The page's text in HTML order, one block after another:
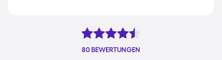
80 BEWERTUNGEN